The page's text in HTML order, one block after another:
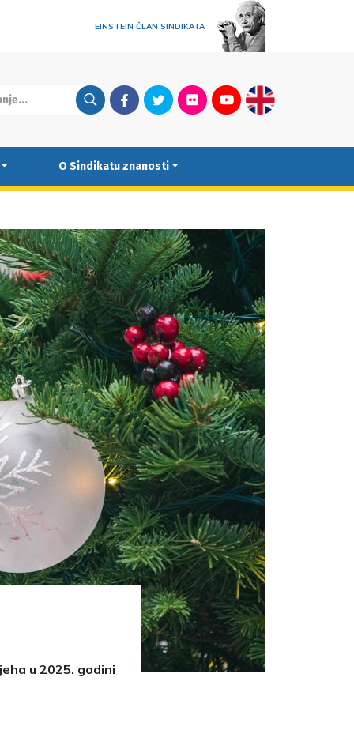
EINSTEIN ČLAN SINDIKATA
FacebookTwitterFlickrYoutubeEnglish
O Sindikatu znanosti
u 2025. godini